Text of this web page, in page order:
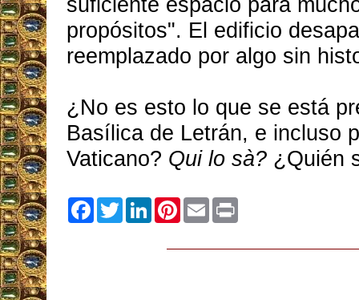
propósitos". El edificio
reemplazado por algo sin
¿No es esto lo que se está
Basílica de Letrán, e incluso
Vaticano? Qui lo sà? ¿Quién
Facebook
TwitterLinkedInPinterest
Email